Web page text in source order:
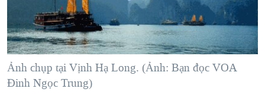
NGƯỜI VIỆT HẢI NGOẠI
ĐỜI SỐNG
KINH TẾ
KHOA HỌC
HÀNH TRÌNH BẦU CỬ 2024
MỘT NĂM CHIẾN TRANH TẠI DẢI GAZA
GIẢI MÃ VÀNH ĐAI & CON ĐƯỜNG
NGÀY TỊ NẠN THẾ GIỚI
VIDEO
NGHE
MẠNG XÃ HỘI
Ảnh chụp tại Vịnh Hạ Long. (Ảnh: Bạn đọc VOA
Đinh Ngọc Trung)